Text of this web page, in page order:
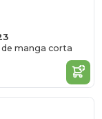
manga corta